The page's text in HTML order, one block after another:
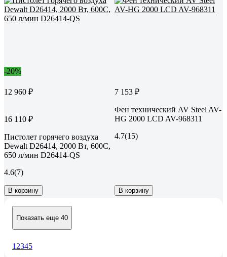
-20%
12 960 ₽
16 110 ₽
Пистолет горячего воздуха
Dewalt D26414, 2000 Вт, 600С,
650 л/мин D26414-QS
4.6(7)
В корзину
7 153 ₽
Фен технический AV Steel AV-
HG 2000 LCD AV-968311
4.7(15)
В корзину
Показать еще 40
1 2345